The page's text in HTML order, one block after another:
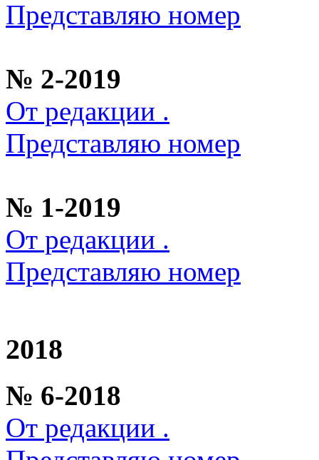
Представляю номер
№ 2-2019
От редакции .
Представляю номер
№ 1-2019
От редакции .
Представляю номер
2018
№ 6-2018
От редакции .